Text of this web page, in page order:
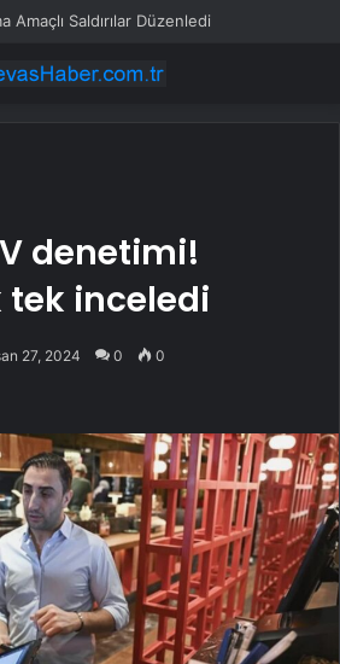
Amaçlı Saldırılar Düzenledi
denetimi!
tek inceledi
27, 2024 0 0